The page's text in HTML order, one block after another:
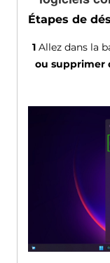
Étapes de
1 Allez dans la
ou supprimer